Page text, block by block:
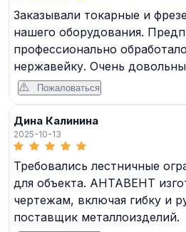
Заказывали токарные и
нашего оборудования.
профессионально
нержавейку. Очень
Пожаловаться
Дина Калинина
2025-10-13
Требовались лестничные
для объекта. АНТАВЕНТ
чертежам, включая гибку и
поставщик металлоизделий.